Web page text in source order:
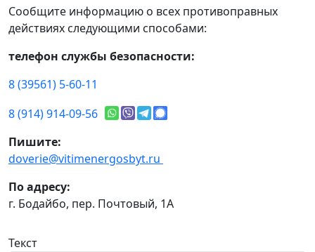
Сообщите информацию о всех противоправных
действиях следующими способами:
телефон службы безопасности:
8 (39561) 5-60-11
8 (914) 914-09-56
Пишите:
doverie@vitimenergosbyt.ru
По адресу:
г. Бодайбо, пер. Почтовый, 1А
Текст